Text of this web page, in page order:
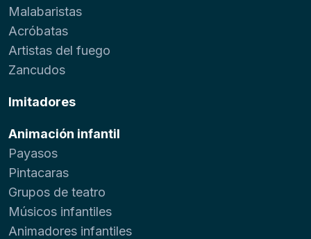
Malabaristas
Acróbatas
Artistas del fuego
Zancudos
Imitadores
Animación infantil
Payasos
Pintacaras
Grupos de teatro
Músicos infantiles
Animadores infantiles